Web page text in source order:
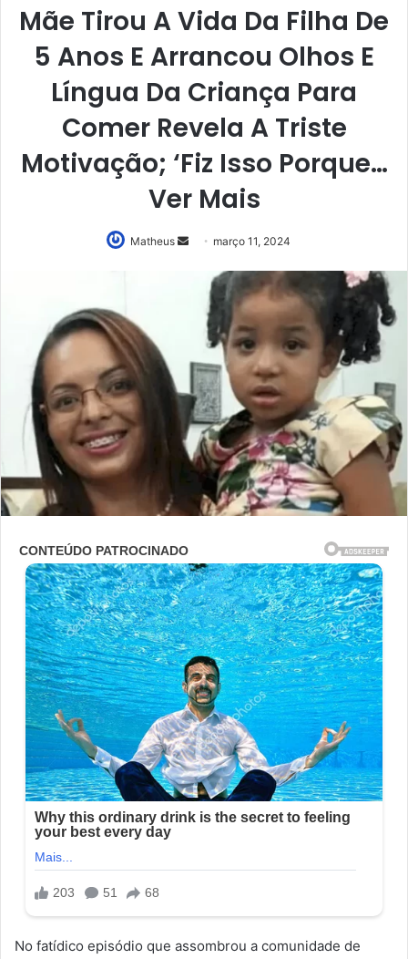
Mãe Tirou A Vida Da Filha De
5 Anos E Arrancou Olhos E
Língua Da Criança Para
Comer Revela A Triste
Motivação; ‘Fiz Isso Porque…
Ver Mais
Matheus
Mandemarço 11, 2024
No fatídico episódio que assombrou a comunidade de